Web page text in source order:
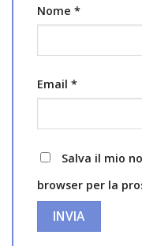
Nome *
Email *
Salva il mio
browser per la